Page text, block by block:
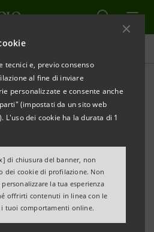
tecnici e, previo consenso
al fine di inviare
personalizzate e consente anche
(impostati da un sito web
L'uso dei cookie ha la durata di 1
di chiusura del banner, non
dei cookie di profilazione. Non
la tua esperienza
offrirti contenuti in linea con le
i tuoi comportamenti online.
STAMPA
FONDAZIONE CR FIRENZE
IL VOLUME
LA BASILICA E IL
DEL MASACCIO ALLA